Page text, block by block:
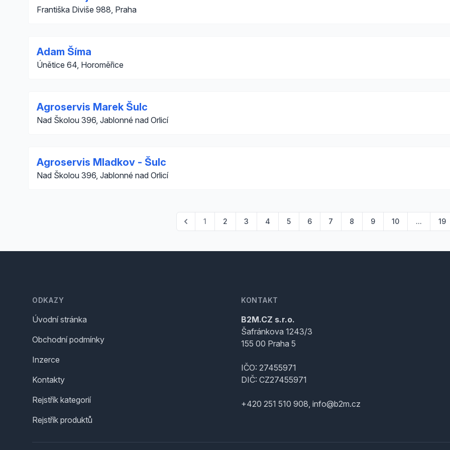
Františka Diviše 988, Praha
Adam Šíma
Únětice 64, Horoměřice
Agroservis Marek Šulc
Nad Školou 396, Jablonné nad Orlicí
Agroservis Mladkov - Šulc
Nad Školou 396, Jablonné nad Orlicí
1 2 3 4 5 6 7 8 9 10 ... 19
ODKAZY
Úvodní stránka
Obchodní podmínky
Inzerce
Kontakty
Rejstřík kategorií
Rejstřík produktů
KONTAKT
B2M.CZ s.r.o.
Šafránkova 1243/3
155 00 Praha 5
IČO: 27455971
DIČ: CZ27455971
+420 251 510 908, info@b2m.cz